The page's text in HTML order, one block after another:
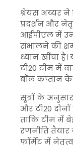
श्रेयस अय्यर
प्रदर्शन और
आईपीएल में
संभालने की
ध्यान खींचा है।
टी20 टीम में
बॉल कप्तान के
सूत्रों के
और टी20
ताकि टीम में
रणनीति
फॉर्मेट में